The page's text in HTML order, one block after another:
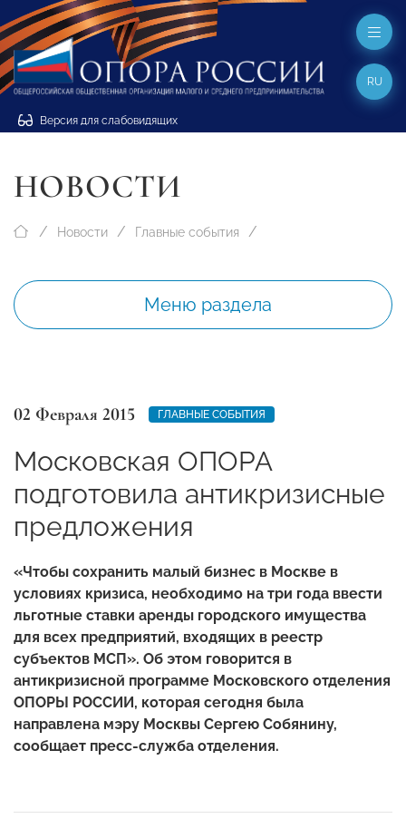
Версия для слабовидящих
RU
НОВОСТИ
Новости Главные события
Меню раздела
02 Февраля 2015 ГЛАВНЫЕ СОБЫТИЯ
Московская ОПОРА
подготовила антикризисные
предложения
«Чтобы сохранить малый бизнес в Москве в
условиях кризиса, необходимо на три года ввести
льготные ставки аренды городского имущества
для всех предприятий, входящих в реестр
субъектов МСП». Об этом говорится в
антикризисной программе Московского отделения
ОПОРЫ РОССИИ, которая сегодня была
направлена мэру Москвы Сергею Собянину,
сообщает пресс-служба отделения.